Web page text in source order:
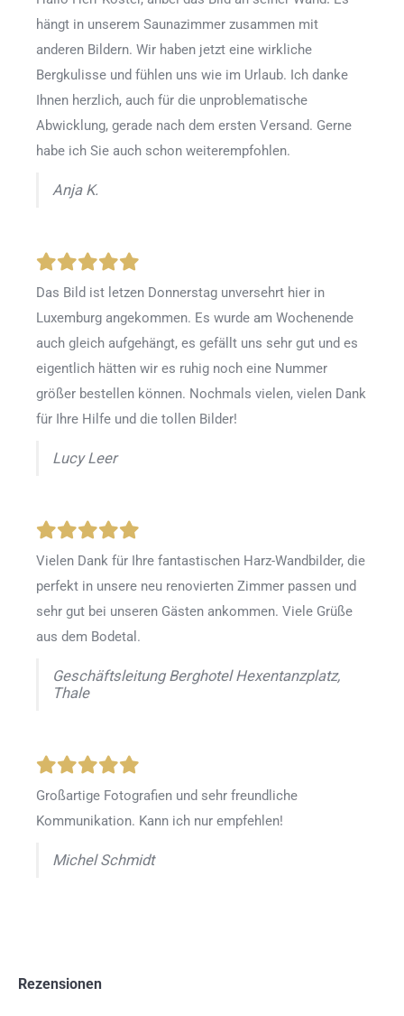
hängt in unserem Saunazimmer zusammen mit
anderen Bildern. Wir haben jetzt eine wirkliche
Bergkulisse und fühlen uns wie im Urlaub. Ich danke
Ihnen herzlich, auch für die unproblematische
Abwicklung, gerade nach dem ersten Versand. Gerne
habe ich Sie auch schon weiterempfohlen.
Anja K.
Das Bild ist letzen Donnerstag unversehrt hier in
Luxemburg angekommen. Es wurde am Wochenende
auch gleich aufgehängt, es gefällt uns sehr gut und es
eigentlich hätten wir es ruhig noch eine Nummer
größer bestellen können. Nochmals vielen, vielen Dank
für Ihre Hilfe und die tollen Bilder!
Lucy Leer
Vielen Dank für Ihre fantastischen Harz-Wandbilder, die
perfekt in unsere neu renovierten Zimmer passen und
sehr gut bei unseren Gästen ankommen. Viele Grüße
aus dem Bodetal.
Geschäftsleitung Berghotel Hexentanzplatz,
Thale
Großartige Fotografien und sehr freundliche
Kommunikation. Kann ich nur empfehlen!
Michel Schmidt
Rezensionen